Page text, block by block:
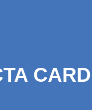
CARD